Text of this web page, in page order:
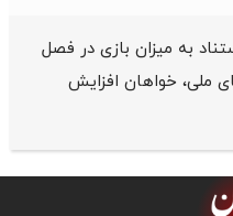
به میزان بازی در فصل
ملی، خواهان افزایش